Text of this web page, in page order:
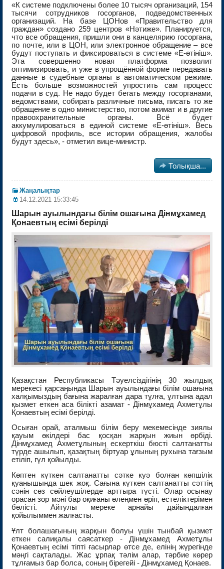
«К системе подключены более 10 тысяч организаций, 154
тысячи сотрудников госорганов, подведомственных
организаций. На базе ЦОНов «Правительство для
граждан» создано 259 центров «Нәтиже». Планируется,
что все обращения, пришли они в канцелярию госоргана,
по почте, или в ЦОН, или электронное обращение – все
будут поступать и фиксироваться в системе «Е-өтініш».
Эта совершенно новая платформа позволит
оптимизировать, и уже в упрощённой форме передавать
данные в судебные органы в автоматическом режиме.
Есть больше возможностей упростить сам процесс
подачи в суд. Не надо будет бегать между госорганами,
ведомствами, собирать различные письма, писать то же
обращение в одно министерство, потом акимат и в другие
правоохранительные органы. Всё будет
аккумулироваться в единой системе «Е-өтініш». Весь
цифровой профиль, все истории обращения, жалобы
будут здесь», - отметил вице-министр.
 Толықша...
Жаңалықтар
14.12.2021 15:33:45
Шарын ауылындағы білім ошағына Дінмұхамед
Қонаевтың есімі берілді
Қазақстан Республикасы Тәуелсіздігінің 30 жылдық
мерекесі қарсаңында Шарын ауылындағы білім ошағына
халқымыздың бағына жаралған дара тұлға, ұлтына адал
қызмет еткен аса білікті азамат - Дінмұхамед Ахметұлы
Қонаевтың есімі берілді.
Осыған орай, аталмыш білім беру мекемесінде зиялы
қауым өкілдері бас қосқан жарқын жиын өрбіді.
Дінмұхамед Ахметұлының ескерткіш бюсті салтанатты
түрде ашылып, қазақтың біртуар ұлының рухына тағзым
етіліп, гүл қойылды.
Көптен күткен салтанатты сәтке куә болған көпшілік
қуанышында шек жоқ. Сағына күткен салтанатты сәттің
сәнін сөз сөйлеушілерде арттыра түсті. Олар осынау
орасан зор мәні бар оқиғаны өлеңмен өріп, естеліктерімен
бөлісті. Айтулы мереке арнайы дайындалған
қойылыммен жалғасты.
Ұлт болашағының жарқын болуы үшін тынбай қызмет
еткен салиқалы саясаткер - Дінмұхамед Ахметұлы
Қонаевтың есімі тіпті ғасырлар өтсе де, елінің жүрегінде
мәңгі сақталады. Жас ұрпақ тәлім алар, тәрбие көрер
тұлғамыз бар болса, соның бірегейі - Дінмұхамед Қонаев.